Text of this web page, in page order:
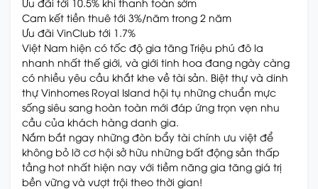
Cam kết tiền thuê tới 3%/năm trong 2 năm
Ưu đãi VinClub tới 1.7%
Việt Nam hiện có tốc độ gia tăng Triệu phú đô la
nhanh nhất thế giới, và giới tinh hoa đang ngày càng
có nhiều yêu cầu khắt khe về tài sản. Biệt thự và dinh
thự Vinhomes Royal Island hội tụ những chuẩn mực
sống siêu sang hoàn toàn mới đáp ứng trọn vẹn nhu
cầu của khách hàng danh gia.
Nắm bắt ngay những đòn bẩy tài chính ưu việt để
không bỏ lỡ cơ hội sở hữu những bất động sản thấp
tầng hot nhất hiện nay với tiềm năng gia tăng giá trị
bền vững và vượt trội theo thời gian!